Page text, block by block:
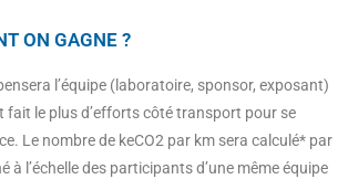
ON GAGNE ?
l’équipe (laboratoire, sponsor, exposant)
fait le plus d’efforts côté transport pour se
Le nombre de keCO2 par km sera calculé* par
à l’échelle des participants d’une même équipe